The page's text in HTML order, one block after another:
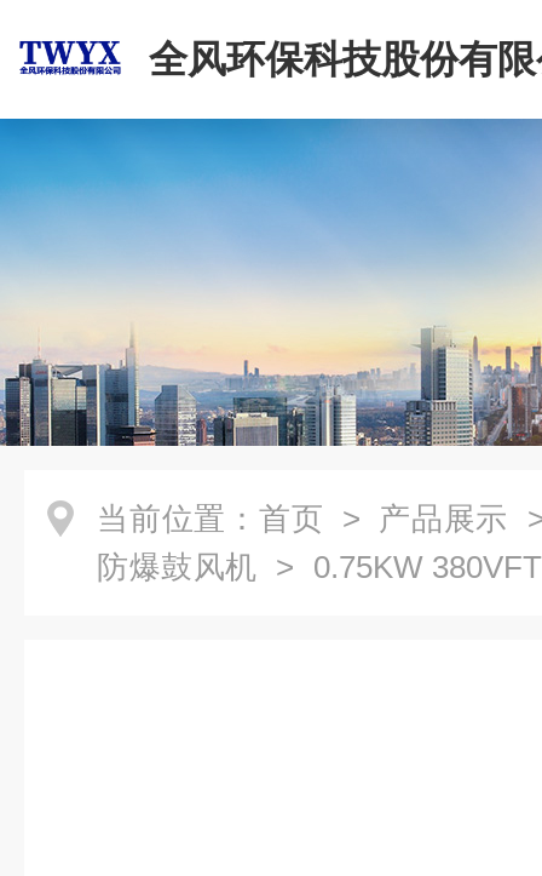
全风环保科技股份有
当前位置： 首页 > 产品展示
防爆鼓风机 > 0.75KW